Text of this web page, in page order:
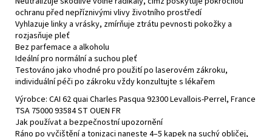
ochranu před nepříznivými vlivy životního prostředí
Vyhlazuje linky a vrásky, zmírňuje ztrátu pevnosti pokožky a
rozjasňuje pleť
Bez parfemace a alkoholu
Ideální pro normální a suchou pleť
Testováno jako vhodné pro použití po laserovém zákroku,
individuální péči po zákroku vždy konzultujte s lékařem
Výrobce: CAI 62 quai Charles Pasqua 92300 Levallois-Perrel, France
TSA 75000 93584 ST OUEN FR
Jak používat a bezpečnostní upozornění
Ráno po vyčištění a tonizaci naneste 4–5 kapek na suchý obličej,
2
500
Kč